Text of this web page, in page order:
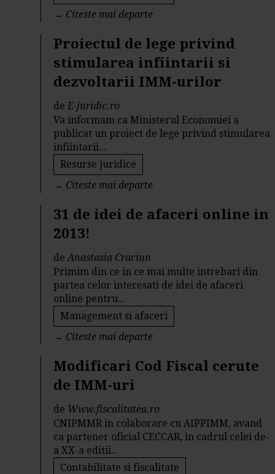
→ Citeste mai departe
Proiectul de lege privind
stimularea infiintarii si
dezvoltarii IMM-urilor
deE-juridic.ro
Va informam ca Ministerul Economiei a
publicat un proiect de lege privind stimularea
infiintarii...
Resurse juridice
→ Citeste mai departe
31 de idei de afaceri online in
2013!
deAnastasia Craciun
Primim din ce in ce mai multe intrebari din
partea celor interesati de idei de afaceri
online pentru...
Management si afaceri
→ Citeste mai departe
Modificari Cod Fiscal cerute
de IMM-uri
de Www.fiscalitatea.ro
CNIPMMR in colaborare cu AIPPIMM, avand
ca partener oficial CECCAR, in cadrul celei de-
a XX-a editii...
Contabilitate si fiscalitate